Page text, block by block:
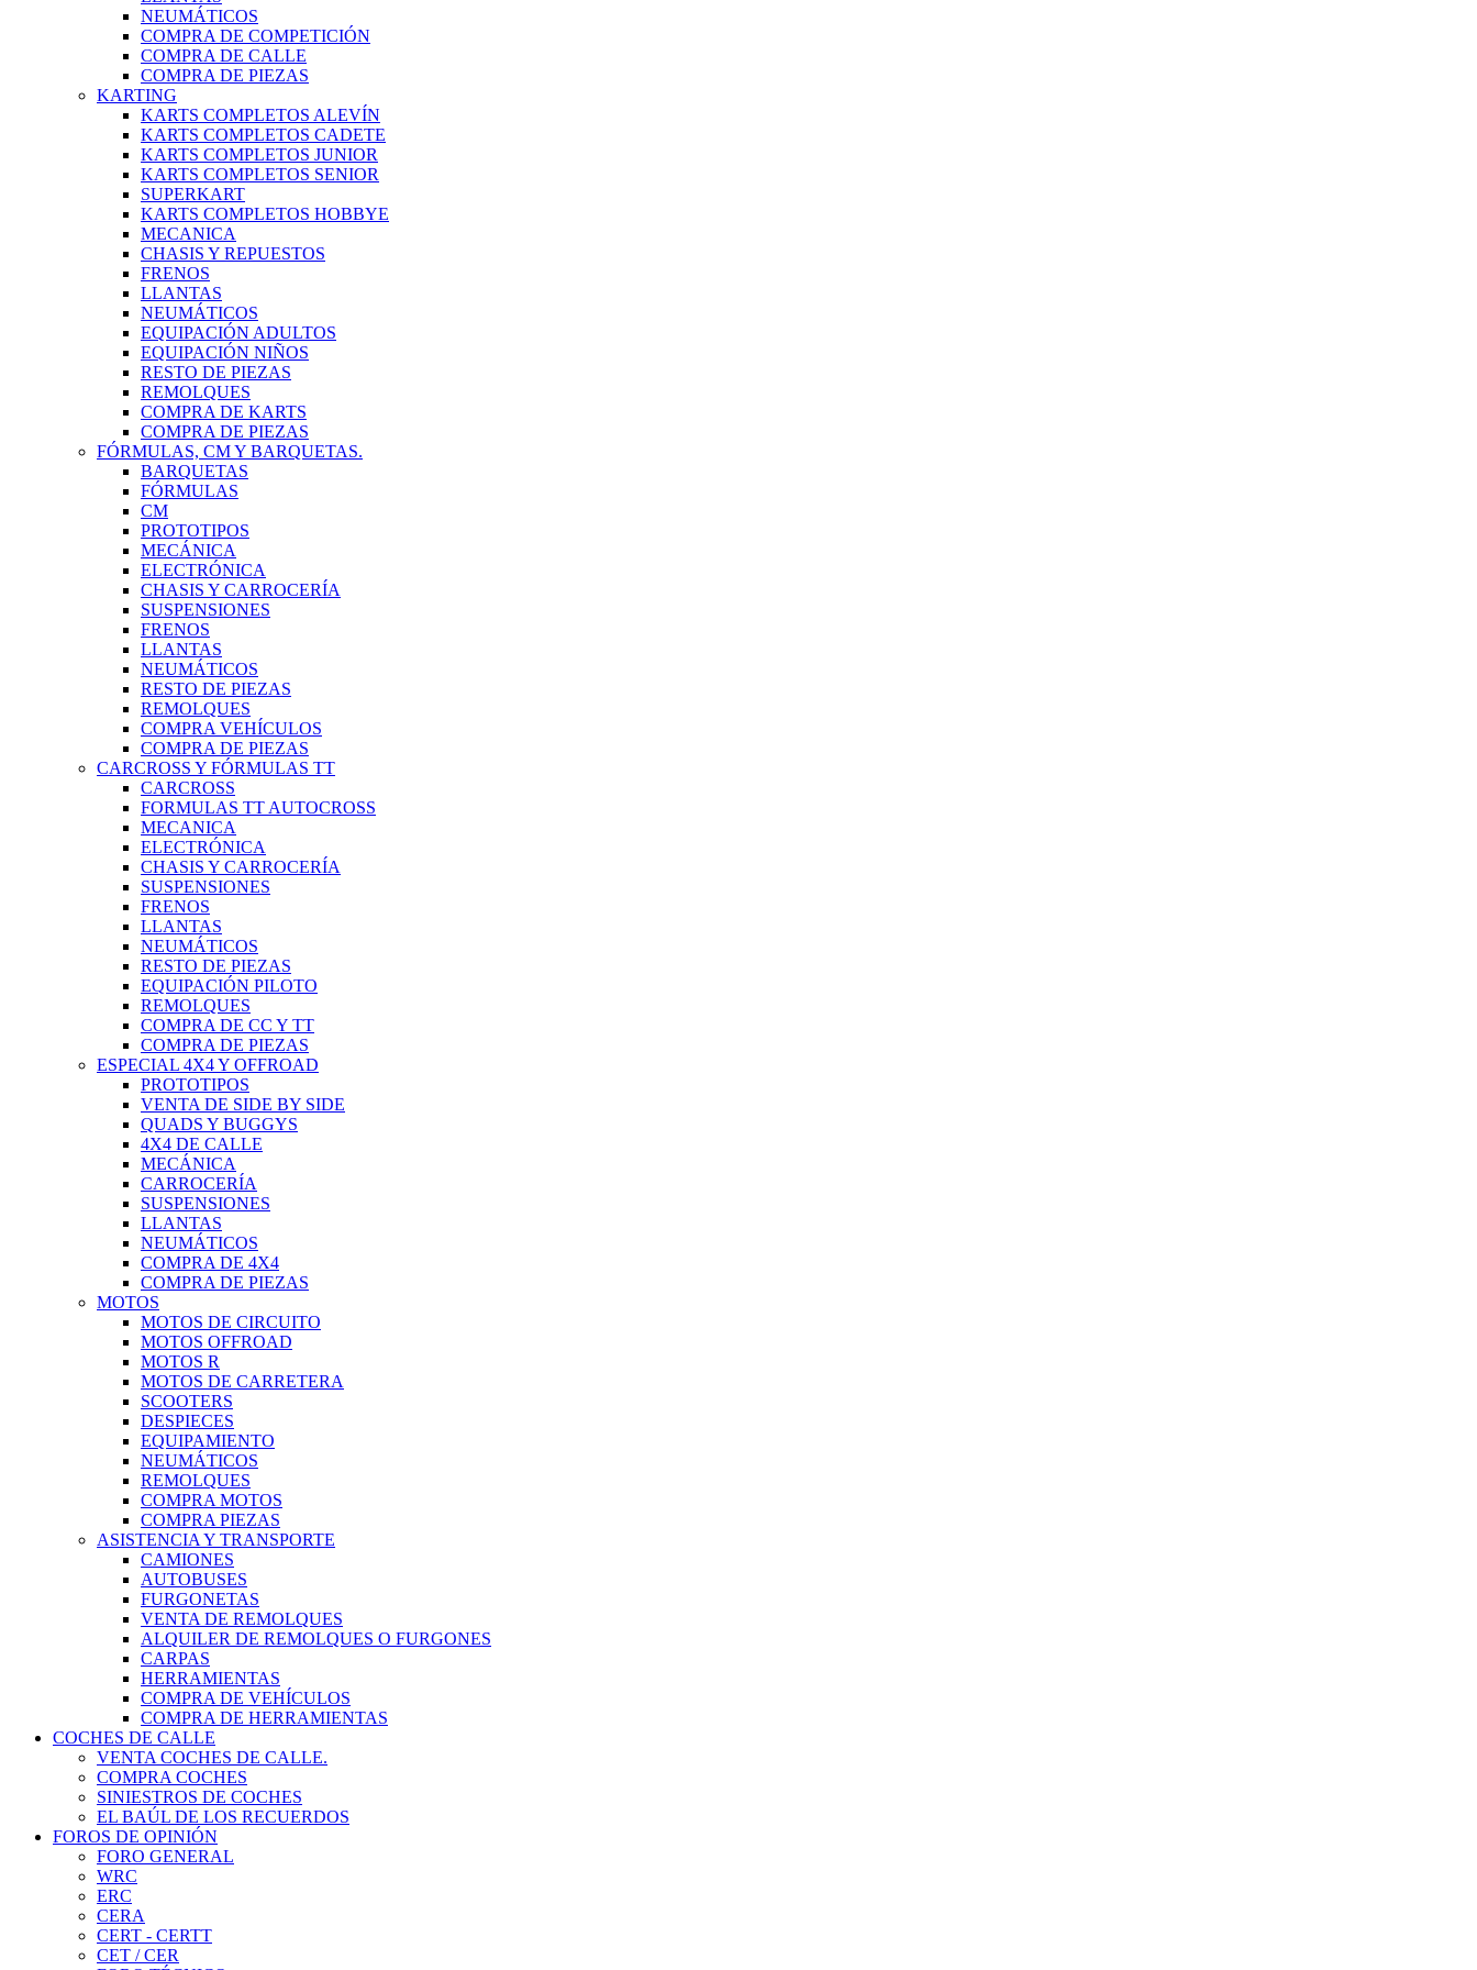
NEUMÁTICOS
COMPRA DE COMPETICIÓN
COMPRA DE CALLE
COMPRA DE PIEZAS
KARTING
KARTS COMPLETOS ALEVÍN
KARTS COMPLETOS CADETE
KARTS COMPLETOS JUNIOR
KARTS COMPLETOS SENIOR
SUPERKART
KARTS COMPLETOS HOBBYE
MECANICA
CHASIS Y REPUESTOS
FRENOS
LLANTAS
NEUMÁTICOS
EQUIPACIÓN ADULTOS
EQUIPACIÓN NIÑOS
RESTO DE PIEZAS
REMOLQUES
COMPRA DE KARTS
COMPRA DE PIEZAS
FÓRMULAS, CM Y BARQUETAS.
BARQUETAS
FÓRMULAS
CM
PROTOTIPOS
MECÁNICA
ELECTRÓNICA
CHASIS Y CARROCERÍA
SUSPENSIONES
FRENOS
LLANTAS
NEUMÁTICOS
RESTO DE PIEZAS
REMOLQUES
COMPRA VEHÍCULOS
COMPRA DE PIEZAS
CARCROSS Y FÓRMULAS TT
CARCROSS
FORMULAS TT AUTOCROSS
MECANICA
ELECTRÓNICA
CHASIS Y CARROCERÍA
SUSPENSIONES
FRENOS
LLANTAS
NEUMÁTICOS
RESTO DE PIEZAS
EQUIPACIÓN PILOTO
REMOLQUES
COMPRA DE CC Y TT
COMPRA DE PIEZAS
ESPECIAL 4X4 Y OFFROAD
PROTOTIPOS
VENTA DE SIDE BY SIDE
QUADS Y BUGGYS
4X4 DE CALLE
MECÁNICA
CARROCERÍA
SUSPENSIONES
LLANTAS
NEUMÁTICOS
COMPRA DE 4X4
COMPRA DE PIEZAS
MOTOS
MOTOS DE CIRCUITO
MOTOS OFFROAD
MOTOS R
MOTOS DE CARRETERA
SCOOTERS
DESPIECES
EQUIPAMIENTO
NEUMÁTICOS
REMOLQUES
COMPRA MOTOS
COMPRA PIEZAS
ASISTENCIA Y TRANSPORTE
CAMIONES
AUTOBUSES
FURGONETAS
VENTA DE REMOLQUES
ALQUILER DE REMOLQUES O FURGONES
CARPAS
HERRAMIENTAS
COMPRA DE VEHÍCULOS
COMPRA DE HERRAMIENTAS
COCHES DE CALLE
VENTA COCHES DE CALLE.
COMPRA COCHES
SINIESTROS DE COCHES
EL BAÚL DE LOS RECUERDOS
FOROS DE OPINIÓN
FORO GENERAL
WRC
ERC
CERA
CERT - CERTT
CET / CER